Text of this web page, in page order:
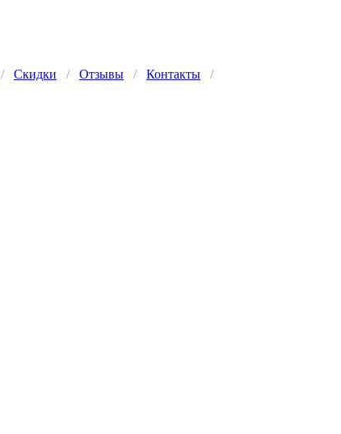
/ Скидки / Отзывы / Контакты /